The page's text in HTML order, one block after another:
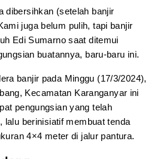
dibersihkan (setelah banjir
juga belum pulih, tapi banjir
Edi Sumarno saat ditemui
buatannya, baru-baru ini.
banjir pada Minggu (17/3/2024),
Kecamatan Karanganyar ini
pengungsian yang telah
lalu berinisiatif membuat tenda
4×4 meter di jalur pantura.